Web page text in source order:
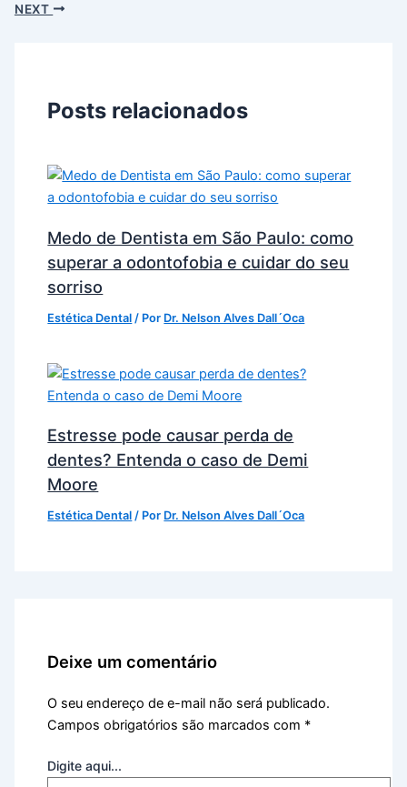
NEXT
Posts relacionados
Medo de Dentista em São Paulo: como
superar a odontofobia e cuidar do seu
sorriso
Estética Dental / Por Dr. Nelson Alves Dall´Oca
Estresse pode causar perda de
dentes? Entenda o caso de Demi
Moore
Estética Dental / Por Dr. Nelson Alves Dall´Oca
Deixe um comentário
O seu endereço de e-mail não será publicado.
Campos obrigatórios são marcados com *
Digite aqui...